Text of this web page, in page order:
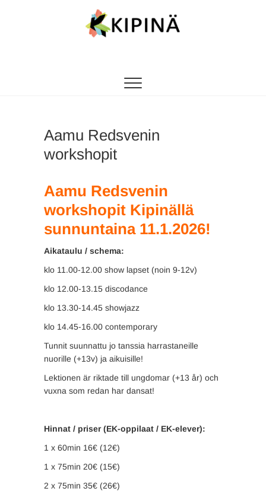
Aamu Redsvenin
workshopit
Aamu Redsvenin
workshopit Kipinällä
sunnuntaina 11.1.2026!
Aikataulu / schema:
klo 11.00-12.00 show lapset (noin 9-12v)
klo 12.00-13.15 discodance
klo 13.30-14.45 showjazz
klo 14.45-16.00 contemporary
Tunnit suunnattu jo tanssia harrastaneille
nuorille (+13v) ja aikuisille!
Lektionen är riktade till ungdomar (+13 år) och
vuxna som redan har dansat!
Hinnat / priser (EK-oppilaat / EK-elever):
1 x 60min 16€ (12€)
1 x 75min 20€ (15€)
2 x 75min 35€ (26€)